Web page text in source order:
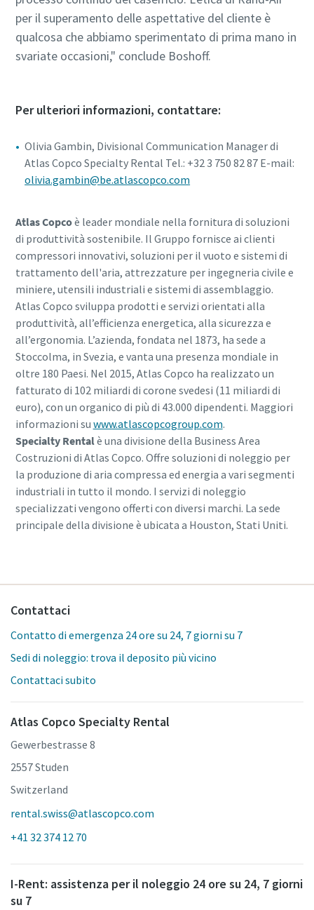
per il superamento delle aspettative del cliente è
qualcosa che abbiamo sperimentato di prima mano in
svariate occasioni," conclude Boshoff.
Per ulteriori informazioni, contattare:
Olivia Gambin, Divisional Communication Manager di
Atlas Copco Specialty Rental Tel.: +32 3 750 82 87 E-mail:
olivia.gambin@be.atlascopco.com
Atlas Copcoè leader mondiale nella fornitura di soluzioni
di produttività sostenibile. Il Gruppo fornisce ai clienti
compressori innovativi, soluzioni per il vuoto e sistemi di
trattamento dell'aria, attrezzature per ingegneria civile e
miniere, utensili industriali e sistemi di assemblaggio.
Atlas Copco sviluppa prodotti e servizi orientati alla
produttività, all’efficienza energetica, alla sicurezza e
all’ergonomia. L’azienda, fondata nel 1873, ha sede a
Stoccolma, in Svezia, e vanta una presenza mondiale in
oltre 180 Paesi. Nel 2015, Atlas Copco ha realizzato un
fatturato di 102 miliardi di corone svedesi (11 miliardi di
euro), con un organico di più di 43.000 dipendenti. Maggiori
informazioni su www.atlascopcogroup.com.
Specialty Rentalè una divisione della Business Area
Costruzioni di Atlas Copco. Offre soluzioni di noleggio per
la produzione di aria compressa ed energia a vari segmenti
industriali in tutto il mondo. I servizi di noleggio
specializzati vengono offerti con diversi marchi. La sede
principale della divisione è ubicata a Houston, Stati Uniti.
Contattaci
Contatto di emergenza 24 ore su 24, 7 giorni su 7
Sedi di noleggio: trova il deposito più vicino
Contattaci subito
Atlas Copco Specialty Rental
Gewerbestrasse 8
2557 Studen
Switzerland
rental.swiss@atlascopco.com
+41 32 374 12 70
I-Rent: assistenza per il noleggio 24 ore su 24, 7 giorni
su 7